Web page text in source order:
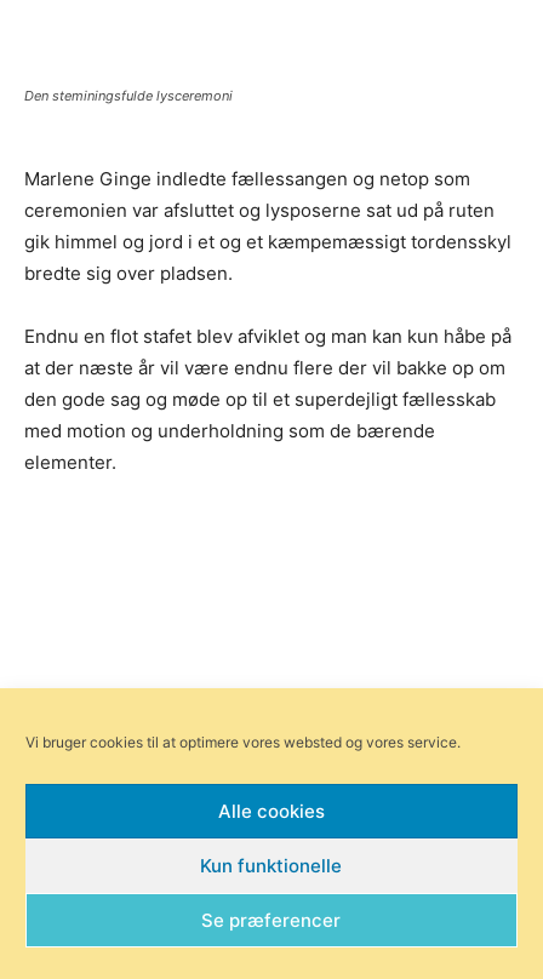
Den steminingsfulde lysceremoni
Marlene Ginge indledte fællessangen og netop som
ceremonien var afsluttet og lysposerne sat ud på ruten
gik himmel og jord i et og et kæmpemæssigt tordensskyl
bredte sig over pladsen.
Endnu en flot stafet blev afviklet og man kan kun håbe på
at der næste år vil være endnu flere der vil bakke op om
den gode sag og møde op til et superdejligt fællesskab
med motion og underholdning som de bærende
elementer.
Vi bruger cookies til at optimere vores websted og vores service.
Alle cookies
Kun funktionelle
Se præferencer